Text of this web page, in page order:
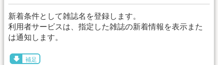
新着条件として雑誌名を登録します。
利用者サービスは、指定した雑誌の新着情報を表示また
は通知します。
補足